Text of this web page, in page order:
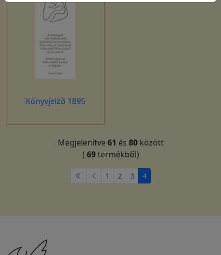
Könyvjelző 1895
Megjelenítve 61 és 80között
( 69termékből)
1 2 3 4